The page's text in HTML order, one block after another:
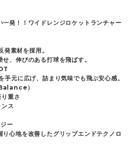
一発！！ワイドレンジロケットランチャー
素材を採用。
、伸びのある打球を飛ばす。
元に広げ、詰まり気味でも飛ぶ安心感。
）
重さ
ス
ー
り心地を改善したグリップエンドテクノロ